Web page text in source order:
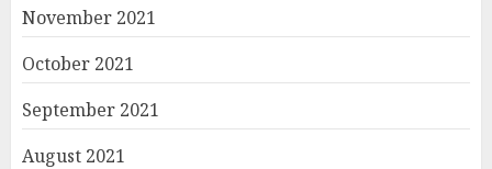
November 2021
October 2021
September 2021
August 2021